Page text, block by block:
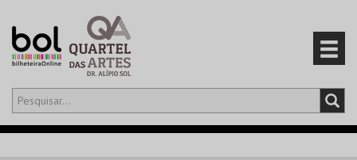
Olá,iniciar sessão